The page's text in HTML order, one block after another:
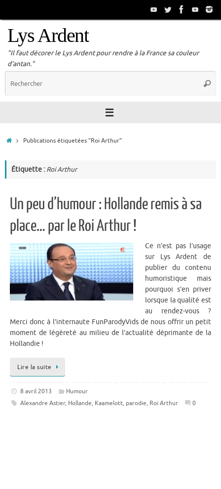
Lys Ardent
"Il faut décorer le Lys Ardent pour rendre à la France sa couleur
d'antan."
AccueilPublications étiquetées "Roi Arthur"
Étiquette : Roi Arthur
Un peu d’humour : Hollande remis à sa
place… par le Roi Arthur !
Ce n’est pas l’usage
sur Lys Ardent de
publier du contenu
humoristique mais
pourquoi s’en priver
lorsque la qualité est
au rendez-vous ?
Merci donc à l’internaute FunParodyVids de nous offrir un petit
moment de légèreté au milieu de l’actualité déprimante de la
Hollandie !
Lire la suite
8 avril 2013
Humour
Alexandre Astier, Hollande, Kaamelott, parodie, Roi Arthur 0